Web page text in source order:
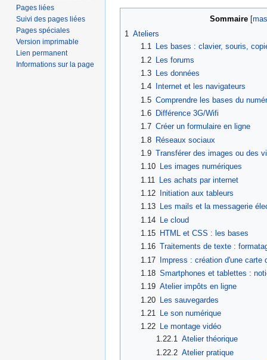
Sommaire
1 Ateliers
1.1
Les bases : clavier, souris,
1.2
Les forums
1.3
Les données
1.4
Internet et les navigateurs
1.5 Comprendre les bases du
1.6
Différence 3G/Wifi
1.7 Créer un formulaire en ligne
1.8 Réseaux sociaux
1.9 Transférer des images ou des
1.10
Les images numériques
1.11
Les achats par internet
1.12
Initiation aux tableurs
1.13
Les mails et la messagerie
1.14 Le cloud
1.15
HTML et CSS : les bases
1.16 Traitements de texte :
1.17 Impress : création d'une carte
1.18 Smartphones et tablettes :
1.19 Atelier impôts en ligne
1.20 Les sauvegardes
1.21
Le son numérique
1.22
Le montage vidéo
1.22.1 Atelier théorique
1.22.2 Atelier pratique
Pages liées
Suivi des pages liées
Pages spéciales
Version imprimable
Lien permanent
Informations sur la page